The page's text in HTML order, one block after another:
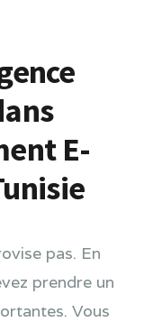
E-
pas. En
prendre un
Vous